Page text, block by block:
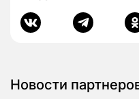
Новости